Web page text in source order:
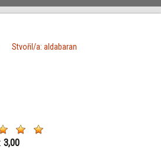
Stvořil/a: aldabaran
3,00